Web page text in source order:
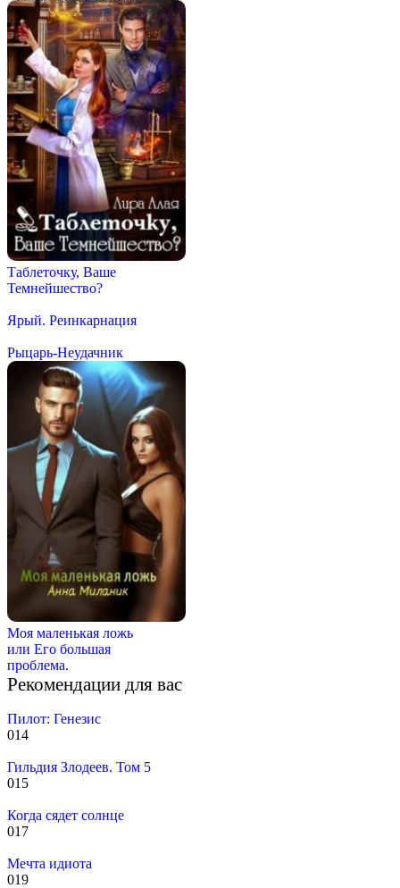
Таблеточку, Ваше
Темнейшество?
Ярый. Реинкарнация
Рыцарь-Неудачник
Моя маленькая ложь
или Его большая
проблема.
Рекомендации для вас
Пилот: Генезис
014
Гильдия Злодеев. Том 5
015
Когда сядет солнце
017
Мечта идиота
019